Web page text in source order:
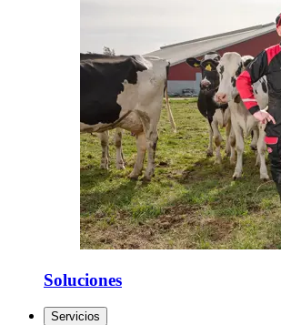
Soluciones
Servicios